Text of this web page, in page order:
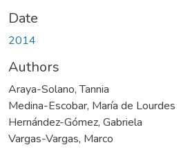
Date
2014
Authors
Araya-Solano, Tannia
Medina-Escobar, María de Lourdes
Hernández-Gómez, Gabriela
Vargas-Vargas, Marco